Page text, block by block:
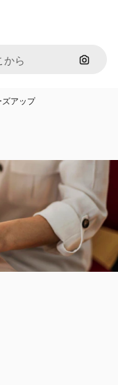
画像で
アップ